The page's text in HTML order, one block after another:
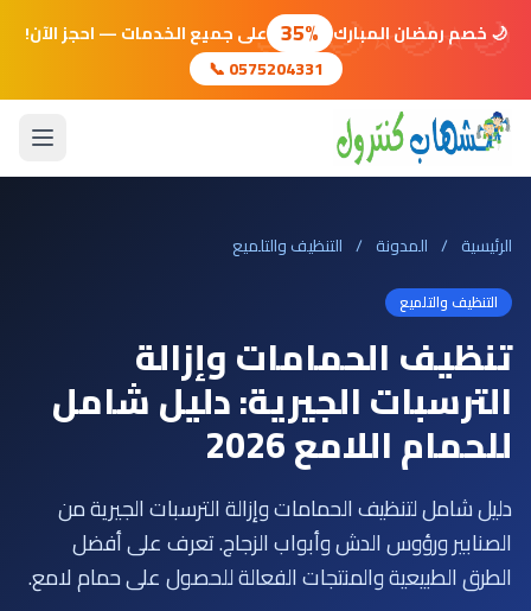
🌙
⭐
🌙
⭐
🌙
⭐
🌙 🌙 خصم رمضان المبارك 35% على جميع الخدمات — احجز الآن!
📞 0575204331
الرئيسية / المدونة / التنظيف والتلميع
التنظيف والتلميع
تنظيف الحمامات وإزالة
الترسبات الجيرية: دليل شامل
للحمام اللامع 2026
دليل شامل لتنظيف الحمامات وإزالة الترسبات الجيرية من
الصنابير ورؤوس الدش وأبواب الزجاج. تعرف على أفضل
الطرق الطبيعية والمنتجات الفعالة للحصول على حمام لامع.